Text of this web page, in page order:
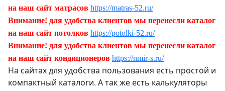
на наш сайт матрасов https://matras-52.ru/
Внимание! для удобства клиентов мы перенесли каталог
на наш сайт потолков https://potolki-52.ru/
Внимание! для удобства клиентов мы перенесли каталог
на наш сайт кондиционеров https://nmir-s.ru/
На сайтах для удобства пользования есть простой и
компактный каталоги. А так же есть калькуляторы